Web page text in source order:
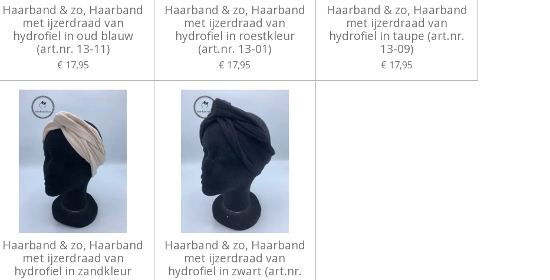
Haarband & zo, Haarband
met ijzerdraad van
hydrofiel in oud blauw
(art.nr. 13-11)
€ 17,95
Haarband & zo, Haarband
met ijzerdraad van
hydrofiel in roestkleur
(art.nr. 13-01)
€ 17,95
Haarband & zo, Haarband
met ijzerdraad van
hydrofiel in taupe (art.nr.
13-09)
€ 17,95
Haarband & zo, Haarband
met ijzerdraad van
hydrofiel in zandkleur
Haarband & zo, Haarband
met ijzerdraad van
hydrofiel in zwart (art.nr.